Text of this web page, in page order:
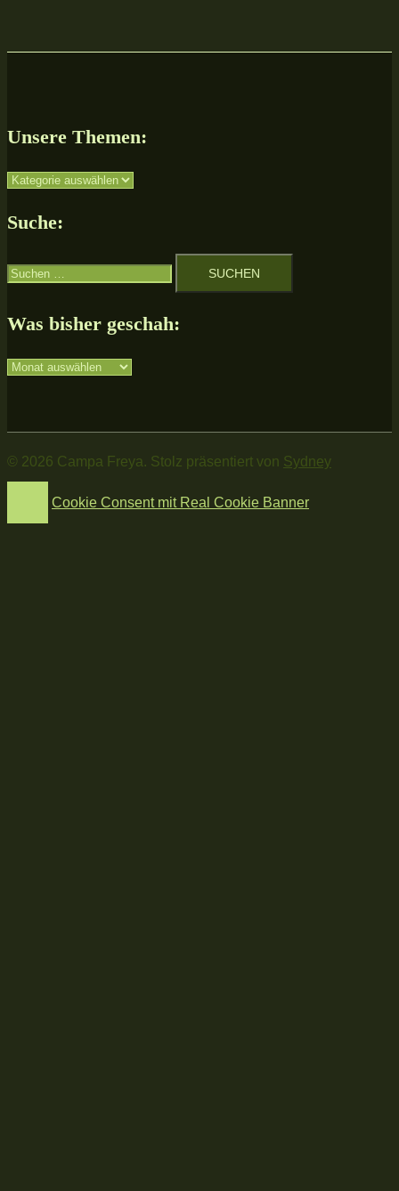
Unsere Themen:
Unsere
Suche:
Suchen
nach:
Was bisher geschah:
Was
© 2026 Campa Freya. Stolz präsentiert von Sydney
Cookie Consent mit Real Cookie Banner